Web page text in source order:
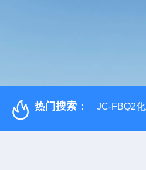
热门搜索： JC-FBQ2